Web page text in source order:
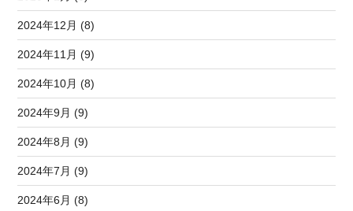
2024年12月 (8)
2024年11月 (9)
2024年10月 (8)
2024年9月 (9)
2024年8月 (9)
2024年7月 (9)
2024年6月 (8)